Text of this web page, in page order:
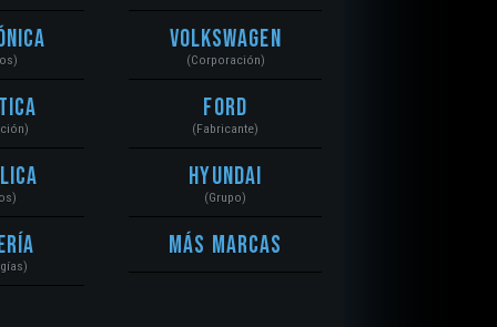
Volkswagen
(Corporación)
Ford
(Fabricante)
Hyundai
(Grupo)
Más Marcas